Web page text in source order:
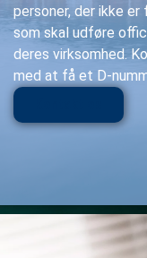
personer, der ikke
som skal udføre
deres virksomhed.
med at få et D-